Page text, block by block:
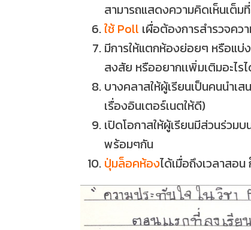
สามารถแสดงความคิดเห็นเต็
ใช้ Poll เผื่อต้องการสำรวจคว
มีการให้แตกห้องย่อยๆ หรือแบ่
สงสัย หรืออยากเเพิ่มเติมอะไร
บางคลาสให้ผู้เรียนเป็นคนนำเ
เรื่องอินเตอร์เนตให้ดี)
เปิดโอกาสให้ผู้เรียนมีส่วนร่วม
พร้อมๆกัน
ปุ่มล็อคห้องได้เมื่อถึงเวลาสอน